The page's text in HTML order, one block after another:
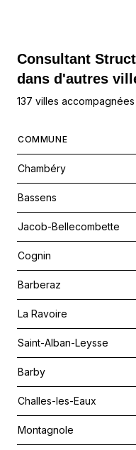
Consultant
dans d'autres
137 villes
COMMUNE
Chambéry
Bassens
Jacob-Bellecombette
Cognin
Barberaz
La Ravoire
Saint-Alban-Leysse
Barby
Challes-les-Eaux
Montagnole